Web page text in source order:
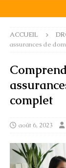
ACCUEIL
assurances de
complet
août 6, 2023